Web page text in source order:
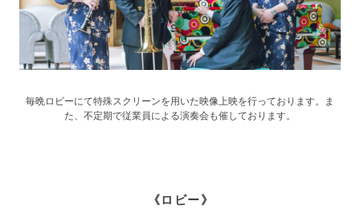
毎晩ロビーにて特殊スクリーンを用いた映像上映を行っております。 ま
た、不定期で従業員による演奏会も催しております。
《ロビー》